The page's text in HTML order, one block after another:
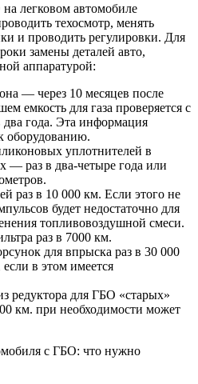
легковом автомобиле
техосмотр, менять
и проводить регулировки. Для
замены деталей авто,
аппаратурой:
— через 10 месяцев после
емкость для газа проверяется с
года. Эта информация
оборудованию.
уплотнителей в
— раз в два-четыре года или
раз в 10 000 км. Если этого не
будет недостаточно для
топливовоздушной смеси.
раз в 7000 км.
для впрыска раз в 30 000
в этом имеется
редуктора для ГБО «старых»
км. при необходимости может